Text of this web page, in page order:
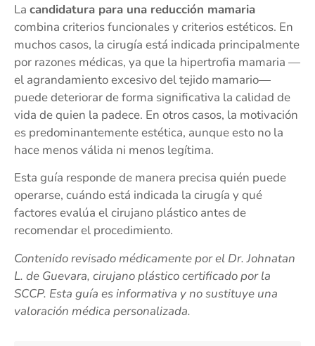
La candidatura para una reducción mamaria
combina criterios funcionales y criterios estéticos. En
muchos casos, la cirugía está indicada principalmente
por razones médicas, ya que la hipertrofia mamaria —
el agrandamiento excesivo del tejido mamario—
puede deteriorar de forma significativa la calidad de
vida de quien la padece. En otros casos, la motivación
es predominantemente estética, aunque esto no la
hace menos válida ni menos legítima.
Esta guía responde de manera precisa quién puede
operarse, cuándo está indicada la cirugía y qué
factores evalúa el cirujano plástico antes de
recomendar el procedimiento.
Contenido revisado médicamente por el Dr. Johnatan
L. de Guevara, cirujano plástico certificado por la
SCCP. Esta guía es informativa y no sustituye una
valoración médica personalizada.